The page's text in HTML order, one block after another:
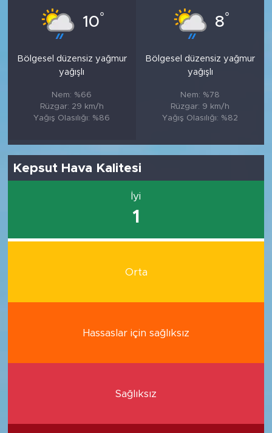
10°
Bölgesel düzensiz yağmur
yağışlı
Nem: %66
Rüzgar: 29 km/h
Yağış Olasılığı: %86
8°
Bölgesel düzensiz yağmur
yağışlı
Nem: %78
Rüzgar: 9 km/h
Yağış Olasılığı: %82
Kepsut Hava Kalitesi
İyi
1
Orta
Hassaslar için sağlıksız
Sağlıksız